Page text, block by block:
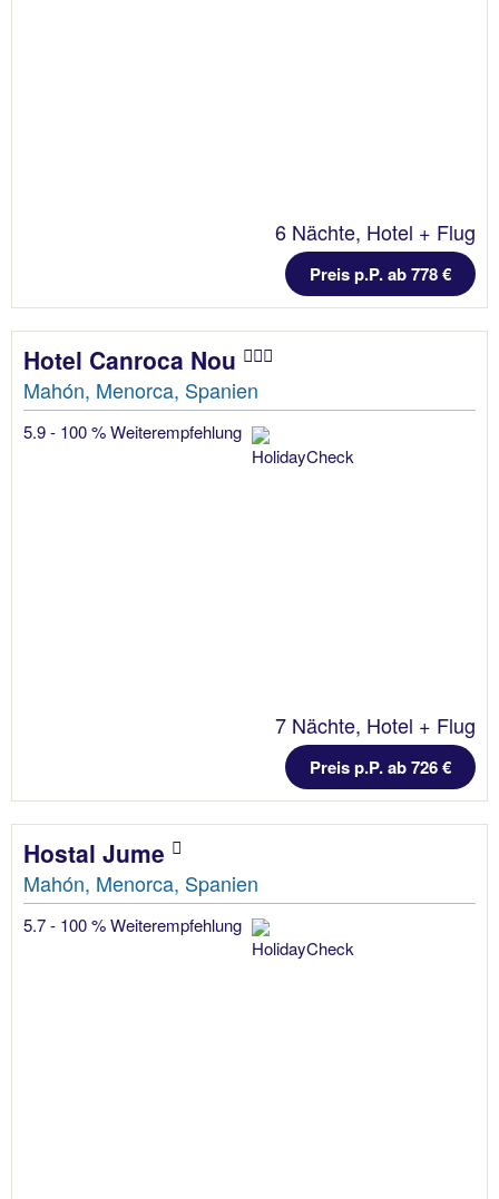
6 Nächte, Hotel + Flug
Preis p.P. ab 778 €
Hotel Canroca Nou
Mahón, Menorca, Spanien
5.9 - 100 % Weiterempfehlung
7 Nächte, Hotel + Flug
Preis p.P. ab 726 €
Hostal Jume
Mahón, Menorca, Spanien
5.7 - 100 % Weiterempfehlung